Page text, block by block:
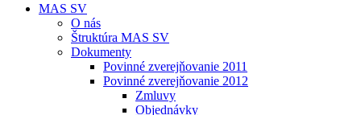
MAS SV
O nás
Štruktúra MAS SV
Dokumenty
Povinné zverejňovanie 2011
Povinné zverejňovanie 2012
Zmluvy
Objednávky